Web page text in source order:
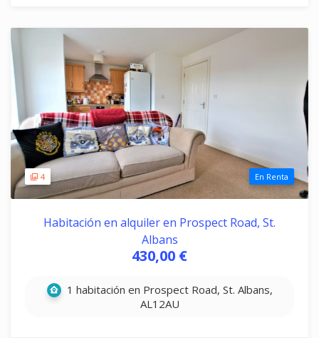
4 En Renta
Habitación en alquiler en Prospect Road, St.
Albans
430,00 €
1 habitación en Prospect Road, St. Albans,
AL12AU